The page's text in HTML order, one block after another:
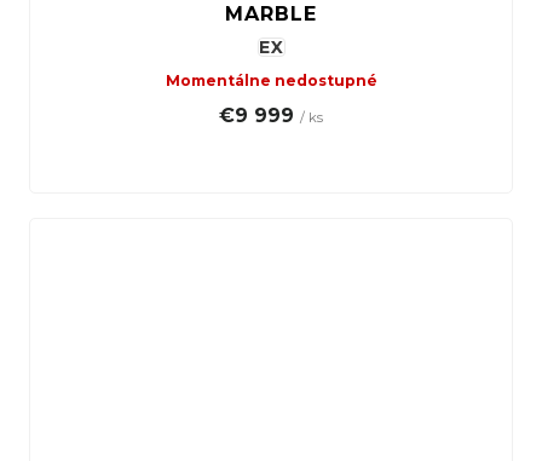
MARBLE
EX
Momentálne nedostupné
€9 999 / ks